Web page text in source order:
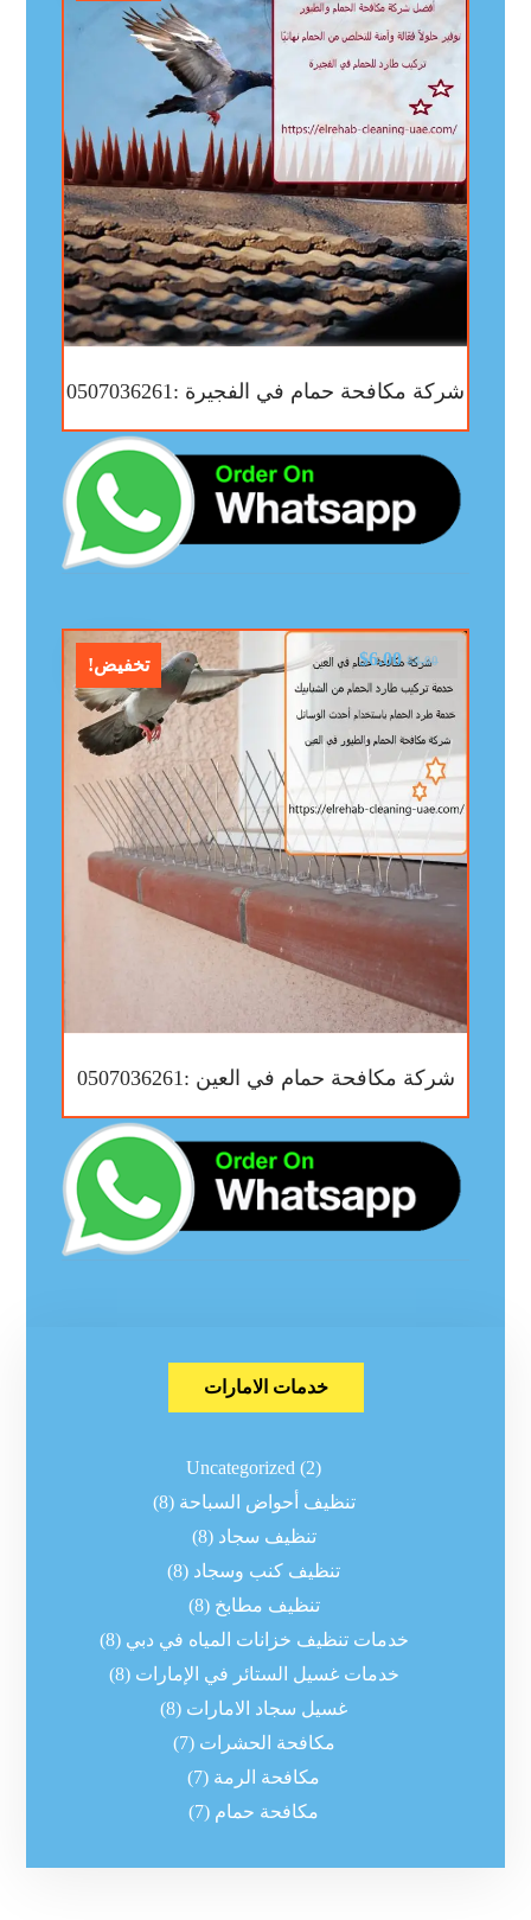
شركة مكافحة حمام في الفجيرة :0507036261
تخفيض!
شركة مكافحة حمام في العين :0507036261
$8.00
$6.00
خدمات الامارات
Uncategorized (2)
تنظيف أحواض السباحة (8)
تنظيف سجاد (8)
تنظيف كنب وسجاد (8)
تنظيف مطابخ (8)
خدمات تنظيف خزانات المياه في دبي (8)
خدمات غسيل الستائر في الإمارات (8)
غسيل سجاد الامارات (8)
مكافحة الحشرات (7)
مكافحة الرمة (7)
مكافحة حمام (7)